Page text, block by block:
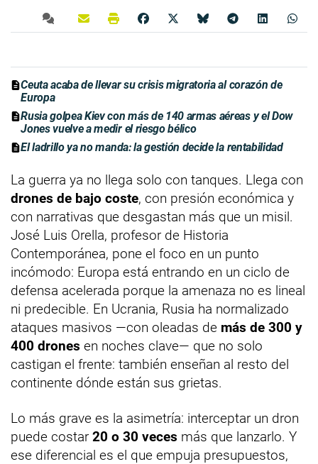
Ceuta acaba de llevar su crisis migratoria al corazón de
Europa
Rusia golpea Kiev con más de 140 armas aéreas y el Dow
Jones vuelve a medir el riesgo bélico
El ladrillo ya no manda: la gestión decide la rentabilidad
La guerra ya no llega solo con tanques. Llega con
drones de bajo coste, con presión económica y
con narrativas que desgastan más que un misil.
José Luis Orella, profesor de Historia
Contemporánea, pone el foco en un punto
incómodo: Europa está entrando en un ciclo de
defensa acelerada porque la amenaza no es lineal
ni predecible. En Ucrania, Rusia ha normalizado
ataques masivos —con oleadas de más de 300 y
400 drones en noches clave— que no solo
castigan el frente: también enseñan al resto del
continente dónde están sus grietas.
Lo más grave es la asimetría: interceptar un dron
puede costar 20 o 30 veces más que lanzarlo. Y
ese diferencial es el que empuja presupuestos,